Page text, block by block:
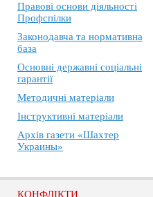
Правові основи діяльності
Профспілки
Законодавча та нормативна
база
Основні державні соціальні
гарантії
Методичні матеріали
Інструктивні матеріали
Архів газети «Шахтер
Украины»
КОНФЛІКТИ